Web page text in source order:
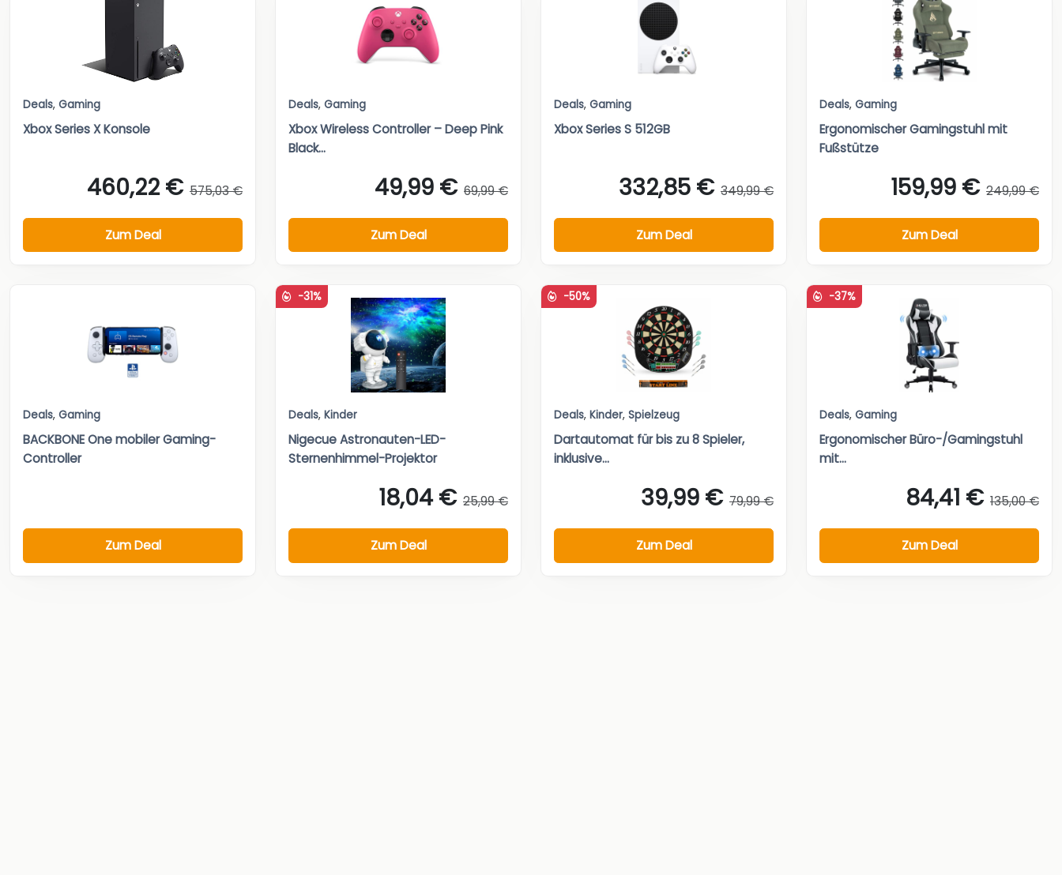
Deals, Gaming
Xbox Series X Konsole
460,22 € 575,03 €
Zum Deal
Deals, Gaming
Xbox Wireless Controller – Deep Pink
Black...
49,99 € 69,99 €
Zum Deal
Deals, Gaming
Xbox Series S 512GB
332,85 € 349,99 €
Zum Deal
Deals, Gaming
Ergonomischer Gamingstuhl mit
Fußstütze
159,99 € 249,99 €
Zum Deal
Deals, Gaming
BACKBONE One mobiler Gaming-
Controller
Zum Deal
-31%
Deals, Kinder
Nigecue Astronauten-LED-
Sternenhimmel-Projektor
18,04 € 25,99 €
Zum Deal
-50%
Deals, Kinder, Spielzeug
Dartautomat für bis zu 8 Spieler,
inklusive...
39,99 € 79,99 €
Zum Deal
-37%
Deals, Gaming
Ergonomischer Büro-/Gamingstuhl
mit...
84,41 € 135,00 €
Zum Deal